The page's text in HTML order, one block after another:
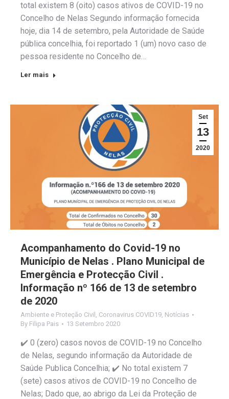
total existem 8 (oito) casos ativos de COVID-19 no
Concelho de Nelas Segundo informação fornecida
hoje, dia 14 de setembro, pela Autoridade de Saúde
pública concelhia, foi reportado 1 (um) novo caso de
pessoa residente no Concelho de…
Ler mais
Set
13
2020
Acompanhamento do Covid-19 no
Município de Nelas . Plano Municipal de
Emergência e Protecção Civil .
Informação nº 166 de 13 de setembro
de 2020
Ambiente e Proteção Civil Coronavirus COVID19 Notícias
By Filipa Pais 13 Setembro 2020
✔️ 0 (zero) casos novos de COVID-19 no Concelho
de Nelas, segundo informação da Autoridade de
Saúde Publica Concelhia; ✔️ No total existem 7
(sete) casos ativos de COVID-19 no Concelho de
Nelas; Dado que, ao abrigo da Lei da Proteção de